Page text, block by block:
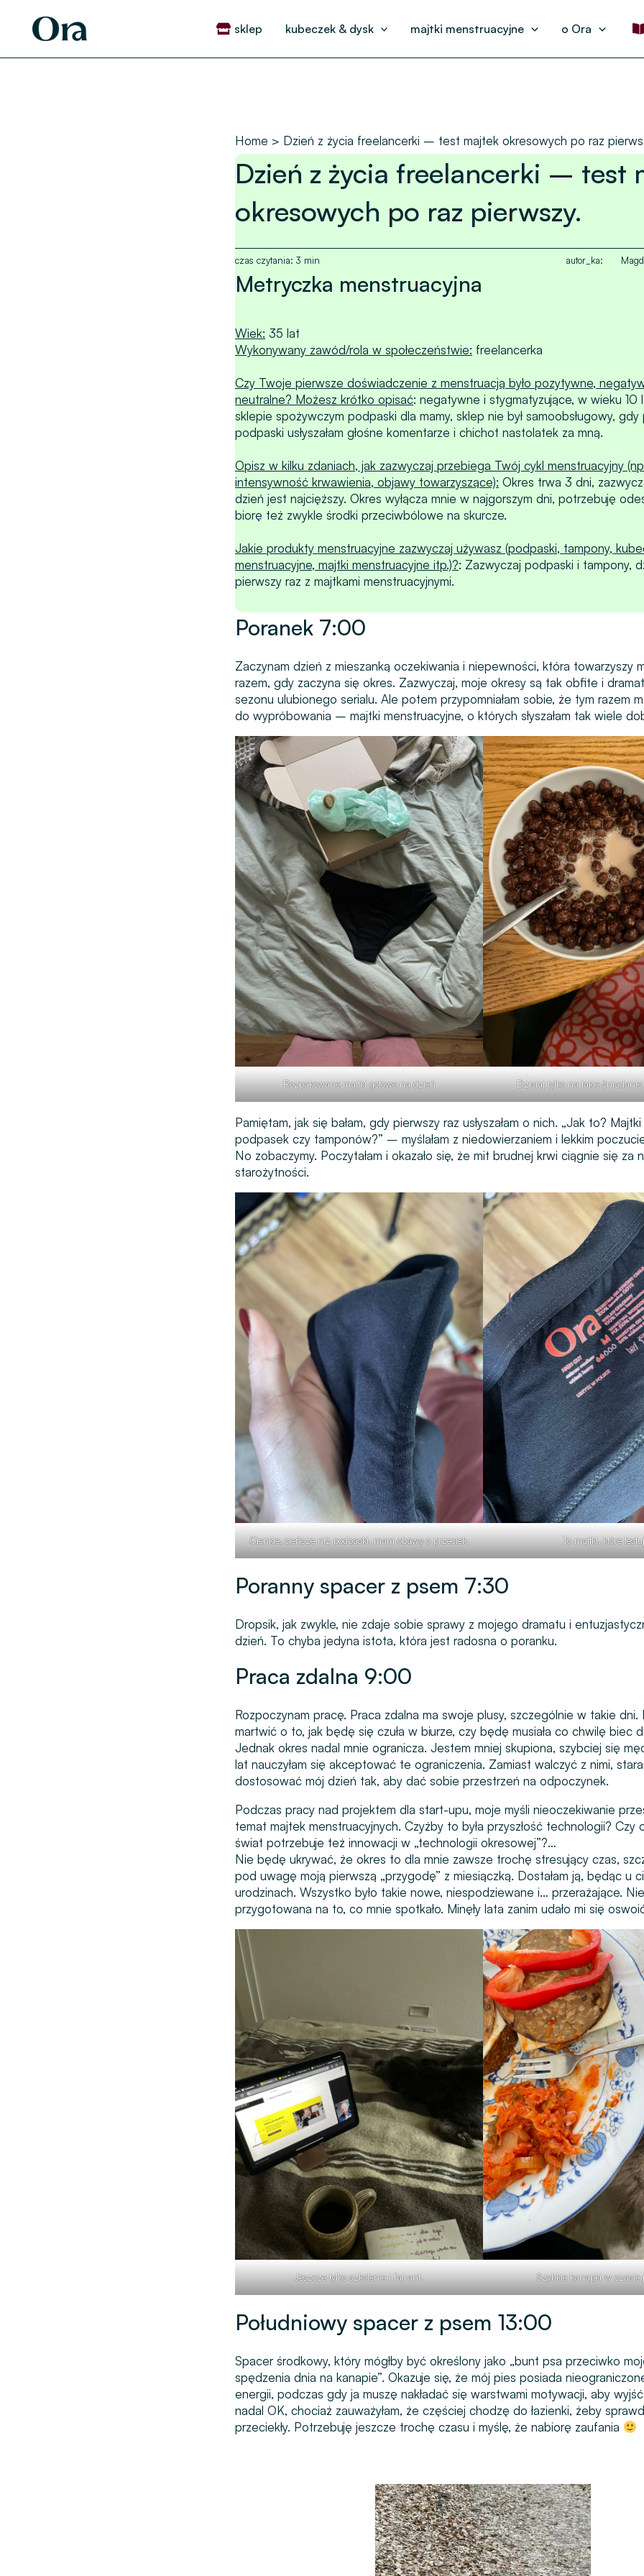
content
sklep kubeczek & dysk majtki menstruacyjne o Ora
Home Dzień z życia freelancerki – test majtek okresowych po raz
Dzień z życia freelancerki – test
okresowych po raz pierwszy.
czas czytania: 3 min autor_ka:
Metryczka menstruacyjna
Wiek: 35 lat
Wykonywany zawód/rola w społeczeństwie: freelancerka
Czy Twoje pierwsze doświadczenie z menstruacją było pozytywne,
neutralne? Możesz krótko opisać: negatywne i stygmatyzujące, w wieku 10
sklepie spożywczym podpaski dla mamy, sklep nie był samoobsługowy, gdy
podpaski usłyszałam głośne komentarze i chichot nastolatek za mną.
Opisz w kilku zdaniach, jak zazwyczaj przebiega Twój cykl menstruacyjny
intensywność krwawienia, objawy towarzyszące): Okres trwa 3 dni,
dzień jest najcięższy. Okres wyłącza mnie w najgorszym dni, potrzebuję
biorę też zwykle środki przeciwbólowe na skurcze.
Jakie produkty menstruacyjne zazwyczaj używasz (podpaski, tampony,
menstruacyjne, majtki menstruacyjne itp.)?: Zazwyczaj podpaski i tampony,
pierwszy raz z majtkami menstruacyjnymi.
Poranek 7:00
Zaczynam dzień z mieszanką oczekiwania i niepewności, która towarzyszy
razem, gdy zaczyna się okres. Zazwyczaj, moje okresy są tak obfite i
sezonu ulubionego serialu. Ale potem przypomniałam sobie, że tym razem
do wypróbowania – majtki menstruacyjne, o których słyszałam tak wiele
Rozpakowane majtki gotowe na dzień Dzisiaj tylko na takie
Pamiętam, jak się bałam, gdy pierwszy raz usłyszałam o nich. „Jak to?
podpasek czy tamponów?” – myślałam z niedowierzaniem i lekkim
No zobaczymy. Poczytałam i okazało się, że mit brudnej krwi ciągnie się za
starożytności.
Cienkie, cieńsze niż podpaski, mam obawy o przeciek. To majtki, które
Poranny spacer z psem 7:30
Dropsik, jak zwykle, nie zdaje sobie sprawy z mojego dramatu i
dzień. To chyba jedyna istota, która jest radosna o poranku.
Praca zdalna 9:00
Rozpoczynam pracę. Praca zdalna ma swoje plusy, szczególnie w takie dni.
martwić o to, jak będę się czuła w biurze, czy będę musiała co chwilę biec
Jednak okres nadal mnie ogranicza. Jestem mniej skupiona, szybciej się
lat nauczyłam się akceptować te ograniczenia. Zamiast walczyć z nimi,
dostosować mój dzień tak, aby dać sobie przestrzeń na odpoczynek.
Podczas pracy nad projektem dla start-upu, moje myśli nieoczekiwanie
temat majtek menstruacyjnych. Czyżby to była przyszłość technologii? Czy
świat potrzebuje też innowacji w „technologii okresowej”?…
Nie będę ukrywać, że okres to dla mnie zawsze trochę stresujący czas,
pod uwagę moją pierwszą „przygodę” z miesiączką. Dostałam ją, będąc u
urodzinach. Wszystko było takie nowe, niespodziewane i… przerażające.
przygotowana na to, co mnie spotkało. Minęły lata zanim udało mi się
Jeszcze tylko szkolenie i fajrant. Szybkie kanapki w czasie
Południowy spacer z psem 13:00
Spacer środkowy, który mógłby być określony jako „bunt psa przeciwko
spędzenia dnia na kanapie”. Okazuje się, że mój pies posiada
energii, podczas gdy ja muszę nakładać się warstwami motywacji, aby
nadal OK, chociaż zauważyłam, że częściej chodzę do łazienki, żeby
przeciekły. Potrzebuję jeszcze trochę czasu i myślę, że nabiorę zaufania